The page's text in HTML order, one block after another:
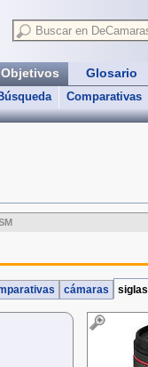
Objetivos
Comparativas
Glosario
cámaras siglas